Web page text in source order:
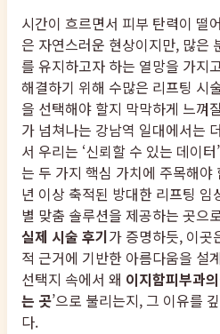
시간이 흐르면서 피부 탄력이 떨
은 자연스러운 현상이지만, 많은
를 유지하고자 하는 열망을 가지
해결하기 위해 수많은 리프팅 시
을 선택해야 할지 막막하게 느껴
가 넘쳐나는 강남역 일대에서는
서 우리는 ‘신뢰할 수 있는 데이터
는 두 가지 핵심 가치에 주목해야
년 이상 축적된 방대한 리프팅 임
별 맞춤 솔루션을 제공하는 곳으
실제 시술 후기가 증명하듯, 이곳
적 근거에 기반한 아름다움을 설
선택지 속에서 왜 이지함피부과
는 곳’으로 불리는지, 그 이유를
다.